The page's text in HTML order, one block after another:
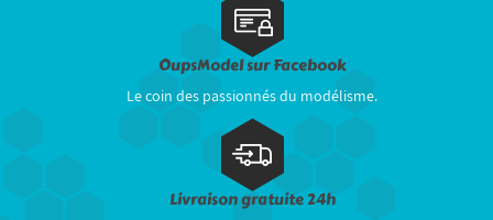
OupsModel sur Facebook
Le coin des passionnés du modélisme.
Livraison gratuite 24h